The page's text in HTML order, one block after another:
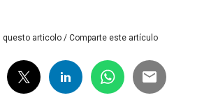
questo articolo / Comparte este artículo